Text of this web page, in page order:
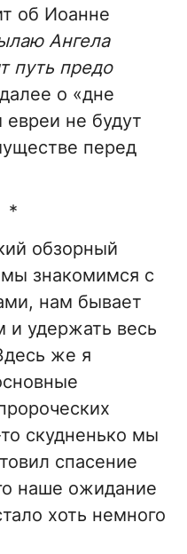
об Иоанне
Ангела
путь предо
о «дне
не будут
перед
*
обзорный
знакомимся с
нам бывает
и удержать весь
же я
скудненько мы
спасение
наше ожидание
хоть немного